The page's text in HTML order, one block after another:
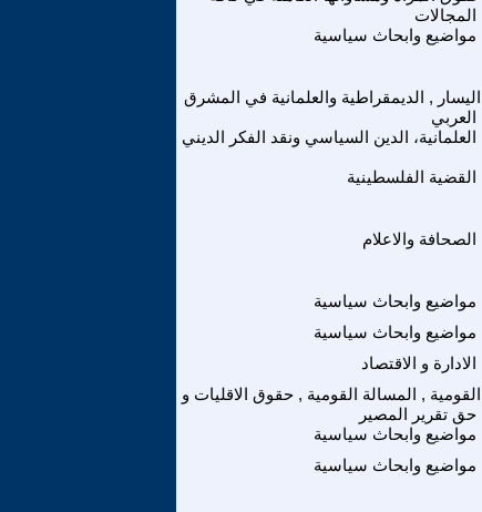
المجالات
مواضيع وابحاث سياسية
اليسار , الديمقراطية والعلمانية في المشرق
العربي
العلمانية، الدين السياسي ونقد الفكر الديني
القضية الفلسطينية
الصحافة والاعلام
مواضيع وابحاث سياسية
مواضيع وابحاث سياسية
الادارة و الاقتصاد
القومية , المسالة القومية , حقوق الاقليات و
حق تقرير المصير
مواضيع وابحاث سياسية
مواضيع وابحاث سياسية